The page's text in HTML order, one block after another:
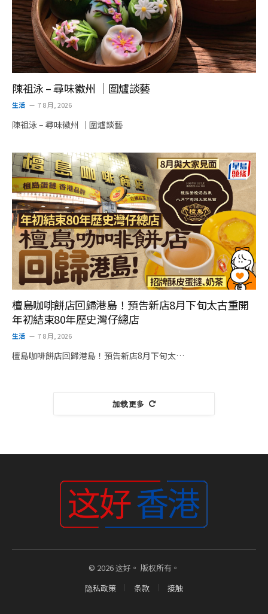
陳祖泳 – 尋味徽州 ｜圍爐談藝
生活 7 8 月, 2026
陳祖泳 – 尋味徽州 ｜圍爐談藝
檀島咖啡餅店回歸港島！預告新店8月下旬太古重開
年初結束80年歷史灣仔總店
生活 7 8 月, 2026
檀島咖啡餅店回歸港島！預告新店8月下旬太…
加载更多
© 2026 这好。 版权所有。
隐私政策
条款 接触